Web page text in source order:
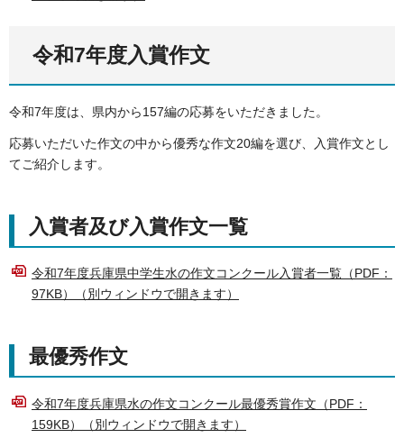
令和7年度入賞作文
令和7年度は、県内から157編の応募をいただきました。
応募いただいた作文の中から優秀な作文20編を選び、入賞作文とし
てご紹介します。
入賞者及び入賞作文一覧
令和7年度兵庫県中学生水の作文コンクール入賞者一覧（PDF：
97KB）（別ウィンドウで開きます）
最優秀作文
令和7年度兵庫県水の作文コンクール最優秀賞作文（PDF：
159KB）（別ウィンドウで開きます）